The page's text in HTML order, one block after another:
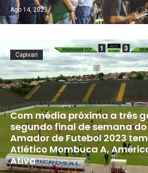
Ago 14, 2023
Com média próxima a três
segundo final de semana
Amador de Futebol 2023
Atlético Mombuca A,
Ativa
Capivari